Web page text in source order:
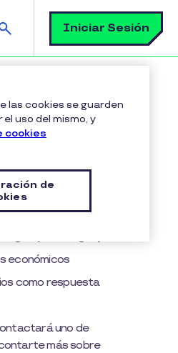
Buscar
Iniciar Sesión
medir la
reputación corporativa
económicos
como respuesta
uno de
más sobre
las cookies se guarden
uso del mismo, y
cookies
de